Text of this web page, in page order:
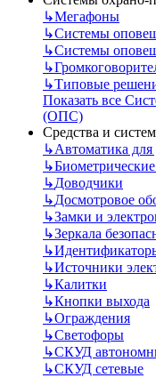
↳Мегафоны
↳Системы
↳Системы
↳
↳Типовые
Показать все
(ОПС)
Средства и
↳Автоматика для
↳
↳Доводчики
↳Досмотровое
↳Замки и
↳Зеркала
↳
↳Источники
↳Калитки
↳Кнопки выхода
↳Ограждения
↳Светофоры
↳СКУД
↳СКУД сетевые